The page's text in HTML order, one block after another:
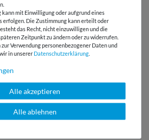
mit Einwilligung oder aufgrund eines
erfolgen. Die Zustimmung kann erteilt oder
das Recht, nicht einzuwilligen und die
Zeitpunkt zu ändern oder zu widerrufen.
Verwendung personenbezogener Daten und
in unserer Daten­schutz­erklärung
Alle akzeptieren
Alle ablehnen